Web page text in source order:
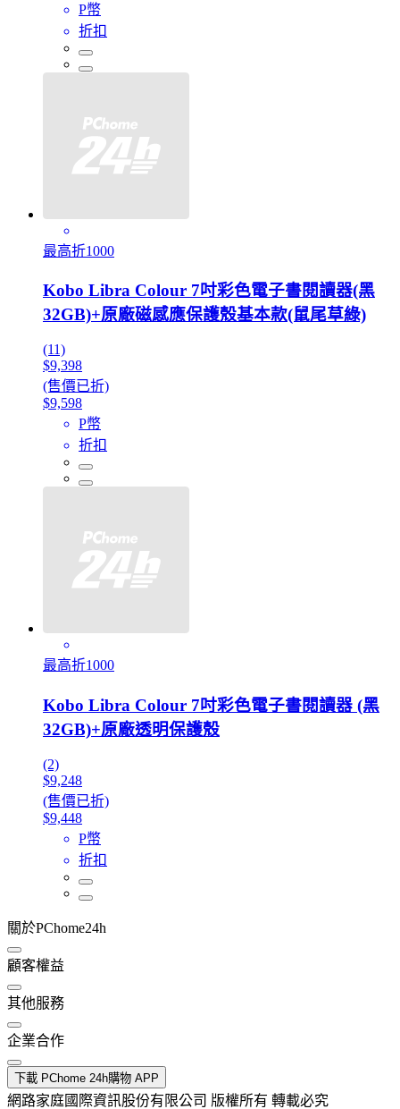
P幣
折扣
最高折1000
Kobo Libra Colour 7吋彩色電子書閱讀器(黑
32GB)+原廠磁感應保護殼基本款(鼠尾草綠)
(11)
$9,398
(售價已折)
$9,598
P幣
折扣
最高折1000
Kobo Libra Colour 7吋彩色電子書閱讀器 (黑
32GB)+原廠透明保護殼
(2)
$9,248
(售價已折)
$9,448
P幣
折扣
關於PChome24h
顧客權益
其他服務
企業合作
下載 PChome 24h購物 APP
網路家庭國際資訊股份有限公司 版權所有 轉載必究